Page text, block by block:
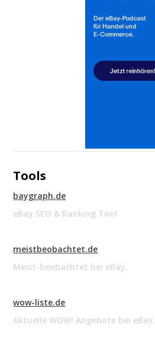
Tools
baygraph.de
eBay SEO & Ranking Tool
meistbeobachtet.de
Meist-beobachtet bei eBay.
wow-liste.de
Aktuelle WOW! Angebote bei eBay.